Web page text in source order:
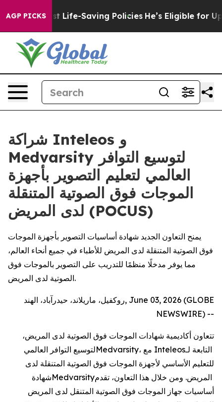
AGP PICKS
Against Life-Saving Policies He’s Eligible for Up
شراكة Inteleos و
Medvarsity لتوسيع التوافر
العالمي لتعليم التصوير بأجهزة
الموجات فوق الصوتية المتنقلة
لدى المريض (POCUS)
يمنح التعاون الجديد شهادة أساسيات التصوير بأجهزة الموجات
فوق الصوتية المتنقلة لدى المريض للأطباء في جميع أنحاء العالم،
مما يوفر مدخلًا منظمًا للتدريب على التصوير بالموجات فوق
الصوتية لدى المريض.
روكفيل، ماريلاند، حيدرآباد، الهند, June 03, 2026 (GLOBE
NEWSWIRE) --
تتعاون أكاديمية شهادات الموجات فوق الصوتية لدى المريض،
Inteleos
Medvarsity
للتعليم الأساسي لأجهزة الموجات فوق الصوتية المتنقلة لدى
Medvarsity
أساسيات جهاز الموجات فوق الصوتية المتنقل لدى المريض